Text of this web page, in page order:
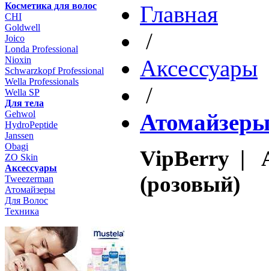
Косметика для волос
CHI
Goldwell
Joico
Londa Professional
Nioxin
Schwarzkopf Professional
Wella Professionals
Wella SP
Для тела
Gehwol
HydroPeptide
Janssen
Obagi
ZO Skin
Aксессуары
Tweezerman
Атомайзеры
Для Волос
Техника
Главная
/
Aксессуары
/
VipBerry |
(розовый)